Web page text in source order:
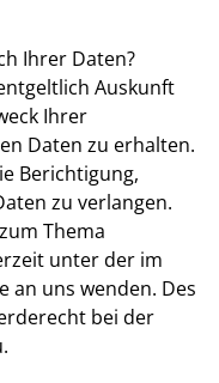
Ihrer Daten?
Auskunft
Ihrer
Daten zu erhalten.
Berichtigung,
zu verlangen.
Thema
unter der im
an uns wenden. Des
bei der